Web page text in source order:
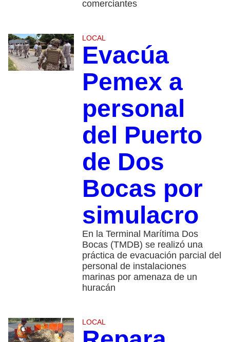
comerciantes
LOCAL
Evacúa
Pemex a
personal
del Puerto
de Dos
Bocas por
simulacro
En la Terminal Marítima Dos
Bocas (TMDB) se realizó una
práctica de evacuación parcial del
personal de instalaciones
marinas por amenaza de un
huracán
LOCAL